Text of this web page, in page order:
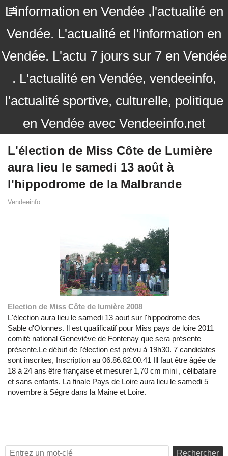
L'information en Vendée ,l'actualité en
Vendée. L'actualité et l'information en
Vendée. L'actu 7 jours sur 7 en Vendée
. L'actualité en Vendée, vendeeinfo,
l'actualité sportive, culturelle, politique
en Vendée avec Vendeeinfo.net
L'élection de Miss Côte de Lumière
aura lieu le samedi 13 août à
l'hippodrome de la Malbrande
Vendeeinfo
Election de Miss Côte de lumière 2008
L'élection aura lieu le samedi 13 aout sur l'hippodrome des
Sable d'Olonnes. Il est qualificatif pour Miss pays de loire 2011
comité national Geneviève de Fontenay que sera présente
présente.Le début de l'élection est prévu à 19h30. 7 candidates
sont inscrites, Inscription au 06.86.82.00.41 Ill faut être âgée de
18 à 24 ans être française et mesurer 1,70 cm mini , célibataire
et sans enfants. La finale Pays de Loire aura lieu le samedi 5
novembre à Ségre dans la Maine et Loire.
Rechercher